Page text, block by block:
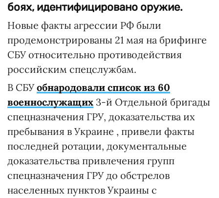
боях, идентифицировано оружие.
Новые факты агрессии РФ были
продемонстрированы 21 мая на брифинге
СБУ относительно противодействия
российским спецслужбам.
В СБУобнародовали список из 60
военнослужащих 3-й Отдельной бригады
спецназначения ГРУ, доказательства их
пребывания в Украине , привели факты
последней ротации, документальные
доказательства привлечения групп
спецназначения ГРУ до обстрелов
населенных пунктов Украины с